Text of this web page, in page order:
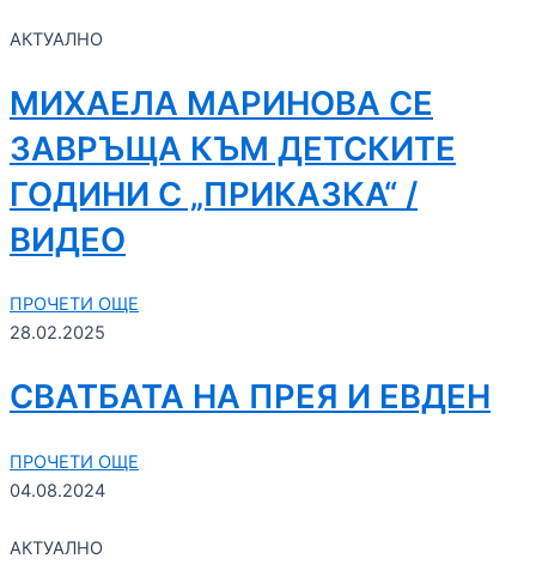
АКТУАЛНО
МИХАЕЛА МАРИНОВА СЕ
ЗАВРЪЩА КЪМ ДЕТСКИТЕ
ГОДИНИ С „ПРИКАЗКА“ /
ВИДЕО
ПРОЧЕТИ ОЩЕ
28.02.2025
СВАТБАТА НА ПРЕЯ И ЕВДЕН
ПРОЧЕТИ ОЩЕ
04.08.2024
АКТУАЛНО